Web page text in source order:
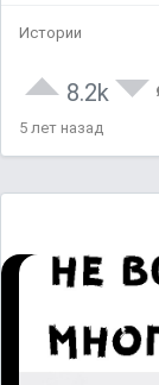
Истории
8.2k
5 лет назад